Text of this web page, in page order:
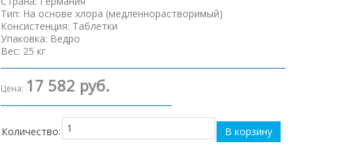
Тип: На основе хлора (медленнорастворимый)
Консистенция: Таблетки
Упаковка: Ведро
Вес: 25 кг
Цена: 17 582 руб.
Количество: